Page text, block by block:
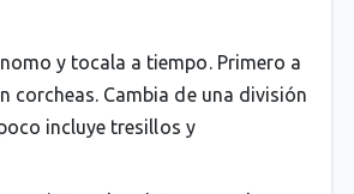
y tocala a tiempo. Primero a
corcheas. Cambia de una división
incluye tresillos y